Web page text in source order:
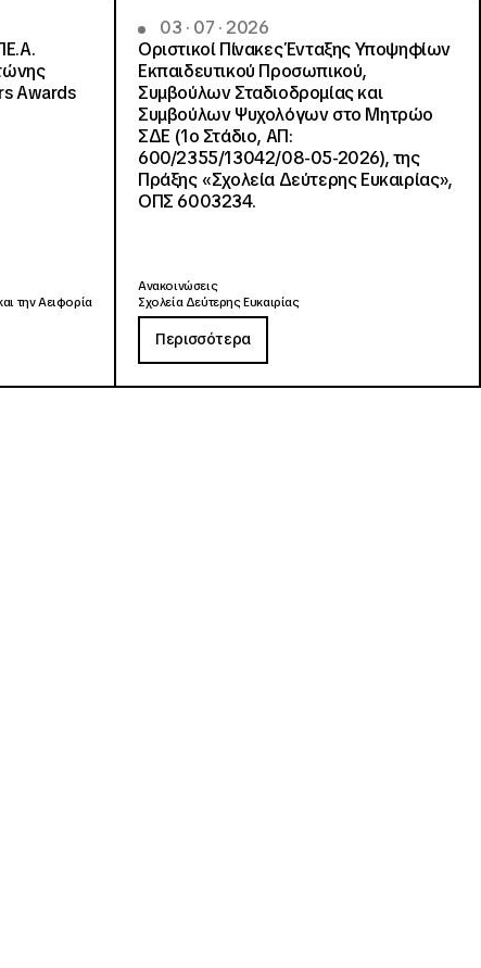
Awards
την Αειφορία
03 · 07 · 2026
Οριστικοί Πίνακες Ένταξης Υποψηφίων
Εκπαιδευτικού Προσωπικού,
Συμβούλων Σταδιοδρομίας και
Συμβούλων Ψυχολόγων στο Μητρώο
ΣΔΕ (1ο Στάδιο, ΑΠ:
600/2355/13042/08-05-2026), της
Πράξης «Σχολεία Δεύτερης Ευκαιρίας»,
ΟΠΣ 6003234.
Ανακοινώσεις
Σχολεία Δεύτερης Ευκαιρίας
Περισσότερα